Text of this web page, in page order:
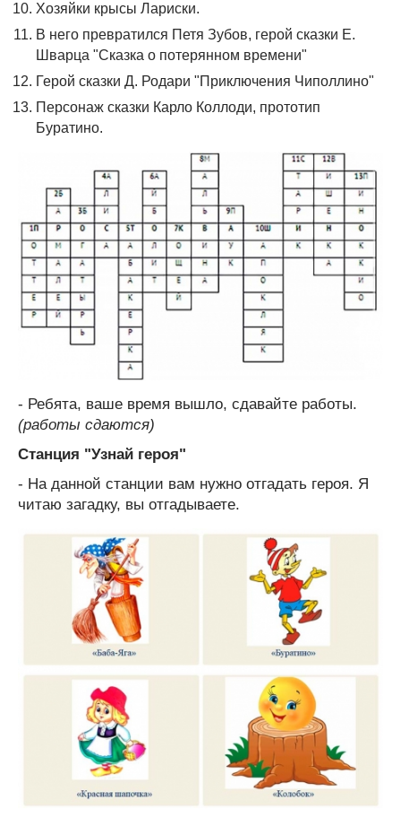
Хозяйки крысы Лариски.
В него превратился Петя Зубов, герой сказки Е.
Шварца "Сказка о потерянном времени"
Герой сказки Д. Родари "Приключения Чиполлино"
Персонаж сказки Карло Коллоди, прототип
Буратино.
- Ребята, ваше время вышло, сдавайте работы.
(работы сдаются)
Станция "Узнай героя"
- На данной станции вам нужно отгадать героя. Я
читаю загадку, вы отгадываете.